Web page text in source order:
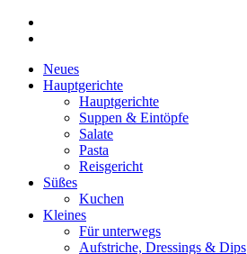
Neues
Hauptgerichte
Hauptgerichte
Suppen & Eintöpfe
Salate
Pasta
Reisgericht
Süßes
Kuchen
Kleines
Für unterwegs
Aufstriche, Dressings & Dips